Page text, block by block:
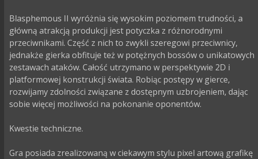
Blasphemous II wyróżnia się wysokim poziomem trudności, a
główną atrakcją produkcji jest potyczka z różnorodnymi
przeciwnikami. Część z nich to zwykli szeregowi przeciwnicy,
jednakże gierka obfituje też w potężnych bossów o unikatowych
zestawach ataków. Całość utrzymano w perspektywie 2D i
platformowej konstrukcji świata. Robiąc postępy w gierce,
rozwijamy zdolności związane z dostępnym uzbrojeniem, dając
sobie więcej możliwości na pokonanie oponentów.
Kwestie techniczne.
Gra posiada zrealizowaną w ciekawym stylu pixel artową grafikę